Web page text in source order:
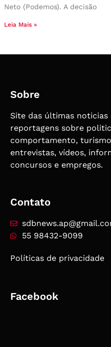
Neto (Podemos). A decisão
Leia Mais »
Sobre
Site das últimas noticias
reportagens sobre
comportamento,
entrevistas, vídeos,
concursos e empregos.
Contato
55 98432-9099
Políticas de privacidade
Facebook